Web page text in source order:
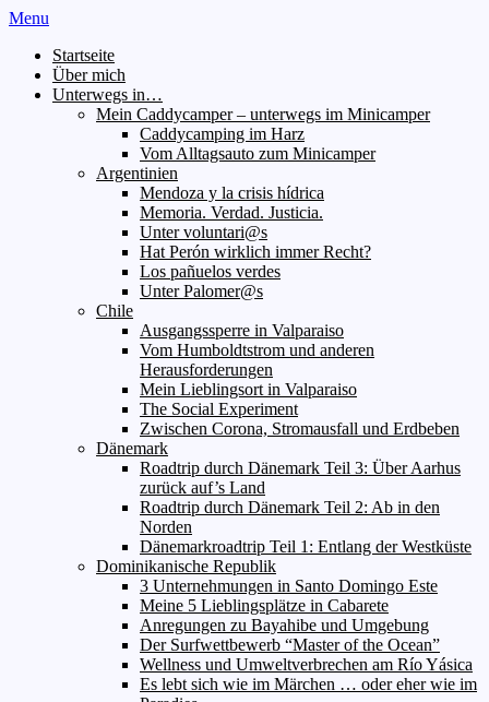
Menu
Startseite
Über mich
Unterwegs in…
Mein Caddycamper – unterwegs im Minicamper
Caddycamping im Harz
Vom Alltagsauto zum Minicamper
Argentinien
Mendoza y la crisis hídrica
Memoria. Verdad. Justicia.
Unter voluntari@s
Hat Perón wirklich immer Recht?
Los pañuelos verdes
Unter Palomer@s
Chile
Ausgangssperre in Valparaiso
Vom Humboldtstrom und anderen
Herausforderungen
Mein Lieblingsort in Valparaiso
The Social Experiment
Zwischen Corona, Stromausfall und Erdbeben
Dänemark
Roadtrip durch Dänemark Teil 3: Über Aarhus
zurück auf’s Land
Roadtrip durch Dänemark Teil 2: Ab in den
Norden
Dänemarkroadtrip Teil 1: Entlang der Westküste
Dominikanische Republik
3 Unternehmungen in Santo Domingo Este
Meine 5 Lieblingsplätze in Cabarete
Anregungen zu Bayahibe und Umgebung
Der Surfwettbewerb “Master of the Ocean”
Wellness und Umweltverbrechen am Río Yásica
Es lebt sich wie im Märchen … oder eher wie im